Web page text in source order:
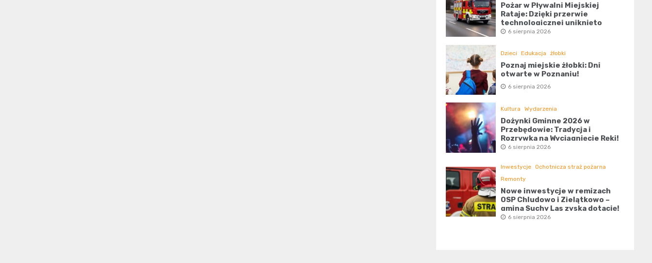
Pożar w Pływalni Miejskiej
Rataje: Dzięki przerwie
technologicznej uniknięto
tragedii
6 sierpnia 2026
Dzieci Edukacja żłobki
Poznaj miejskie żłobki: Dni
otwarte w Poznaniu!
6 sierpnia 2026
Kultura Wydarzenia
Dożynki Gminne 2026 w
Przebędowie: Tradycja i
Rozrywka na Wyciągnięcie Ręki!
6 sierpnia 2026
Inwestycje Ochotnicza straż pożarna
Remonty
Nowe inwestycje w remizach
OSP Chludowo i Zielątkowo –
gmina Suchy Las zyska dotację!
6 sierpnia 2026